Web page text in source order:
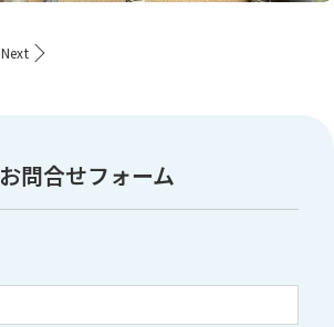
Next
お問合せフォーム